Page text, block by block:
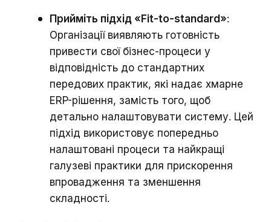
Прийміть підхід «Fit-to-standard»:
Організації виявляють готовність
привести свої бізнес-процеси у
відповідність до стандартних
передових практик, які надає хмарне
ERP-рішення, замість того, щоб
детально налаштовувати систему. Цей
підхід використовує попередньо
налаштовані процеси та найкращі
галузеві практики для прискорення
впровадження та зменшення
складності.